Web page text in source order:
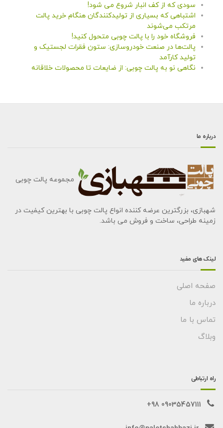
سودی که از کف انبار شروع می شود!
اشتباهی که بسیاری از تولیدکنندگان هنگام خرید پالت
مرتکب می‌شوند
فروشگاه خود را با پالت چوبی متحول کنید!
پالت‌ها در صنعت خودروسازی: ستون فقرات لجستیک و
تولید کارآمد
نگاهی نو به پالت چوبی: از ضایعات تا محصولات خلاقانه
درباره ما
مجموعه پالت چوبی
شهبازی، بزرگترین عرضه کننده انواع پالت چوبی با بهترین کیفیت در
زمینه طراحی، ساخت و فروش می باشد.
لینک های مفید
صفحه اصلی
درباره ما
تماس با ما
وبلاگ
راه ارتباطی
09035457111 98+